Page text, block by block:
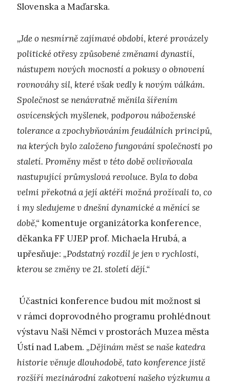
Slovenska a Maďarska.
„Jde o nesmírně zajímavé období, které provázely
politické otřesy způsobené změnami dynastií,
nástupem nových mocností a pokusy o obnovení
rovnováhy sil, které však vedly k novým válkám.
Společnost se nenávratně měnila šířením
osvícenských myšlenek, podporou náboženské
tolerance a zpochybňováním feudálních principů,
na kterých bylo založeno fungování společnosti po
staletí. Proměny měst v této době ovlivňovala
nastupující průmyslová revoluce. Byla to doba
velmi překotná a její aktéři možná prožívali to, co
i my sledujeme v dnešní dynamické a měnící se
době,“ komentuje organizátorka konference,
děkanka FF UJEP prof. Michaela Hrubá, a
upřesňuje: „Podstatný rozdíl je jen v rychlosti,
kterou se změny ve 21. století dějí.“
Účastníci konference budou mít možnost si
v rámci doprovodného programu prohlédnout
výstavu Naši Němci v prostorách Muzea města
Ústí nad Labem. „Dějinám měst se naše katedra
historie věnuje dlouhodobě, tato konference jistě
rozšíří mezinárodní zakotvení našeho výzkumu a